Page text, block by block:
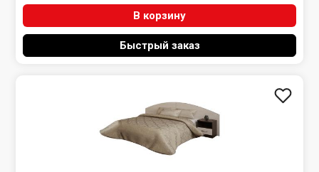
В корзину
Быстрый заказ